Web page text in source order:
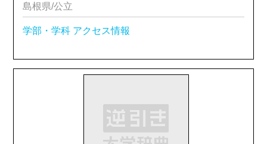
島根県/公立
学部・学科 アクセス情報